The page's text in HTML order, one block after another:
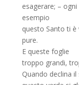
esagerare; –
esempio
questo Santo ti è
pure.
E queste foglie
troppo grandi,
Quando declina il